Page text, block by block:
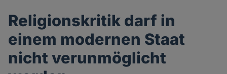
Religionskritik darf in
einem modernen Staat
nicht verunmöglicht